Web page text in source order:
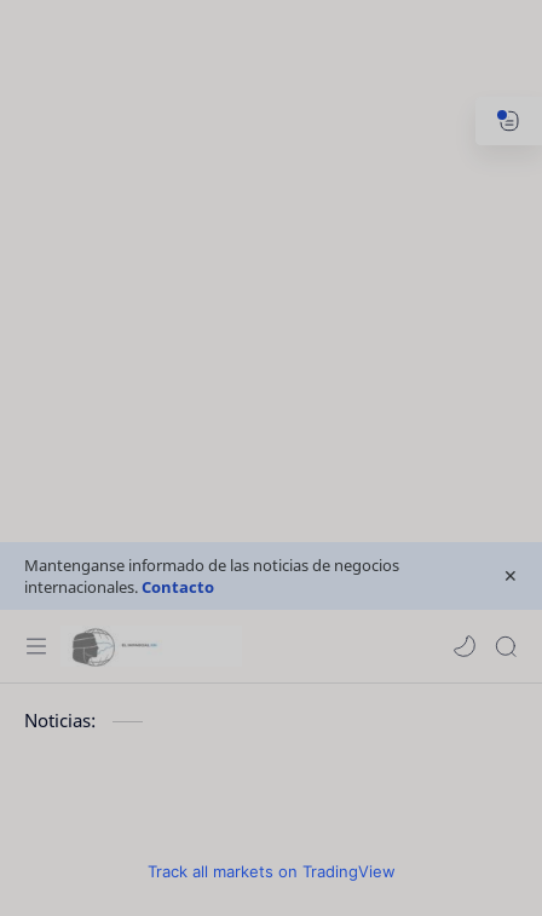
Mantenganse informado de las noticias de negocios
internacionales.Contacto
Noticias:
Track all markets on TradingView